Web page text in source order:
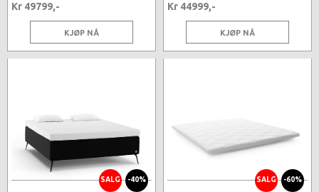
Kr 49799,-
KJØP NÅ
Kr 44999,-
KJØP NÅ
SALG -40% SALG -60%